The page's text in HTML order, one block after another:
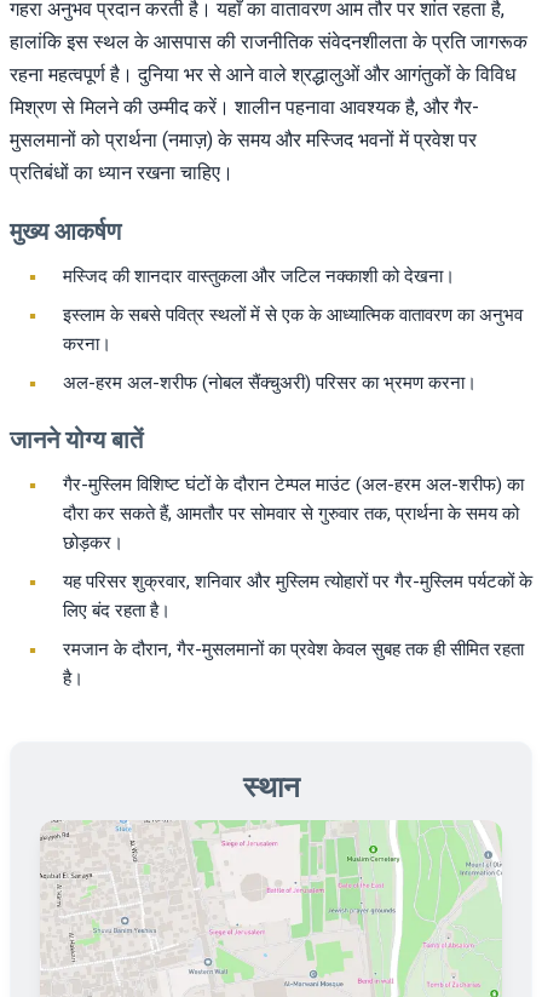
गहरा अनुभव प्रदान करती है। यहाँ का वातावरण आम तौर पर शांत रहता है,
हालांकि इस स्थल के आसपास की राजनीतिक संवेदनशीलता के प्रति जागरूक
रहना महत्वपूर्ण है। दुनिया भर से आने वाले श्रद्धालुओं और आगंतुकों के विविध
मिश्रण से मिलने की उम्मीद करें। शालीन पहनावा आवश्यक है, और गैर-
मुसलमानों को प्रार्थना (नमाज़) के समय और मस्जिद भवनों में प्रवेश पर
प्रतिबंधों का ध्यान रखना चाहिए।
मुख्य आकर्षण
मस्जिद की शानदार वास्तुकला और जटिल नक्काशी को देखना।
इस्लाम के सबसे पवित्र स्थलों में से एक के आध्यात्मिक वातावरण का अनुभव
करना।
अल-हरम अल-शरीफ (नोबल सैंक्चुअरी) परिसर का भ्रमण करना।
जानने योग्य बातें
गैर-मुस्लिम विशिष्ट घंटों के दौरान टेम्पल माउंट (अल-हरम अल-शरीफ) का
दौरा कर सकते हैं, आमतौर पर सोमवार से गुरुवार तक, प्रार्थना के समय को
छोड़कर।
यह परिसर शुक्रवार, शनिवार और मुस्लिम त्योहारों पर गैर-मुस्लिम पर्यटकों के
लिए बंद रहता है।
रमजान के दौरान, गैर-मुसलमानों का प्रवेश केवल सुबह तक ही सीमित रहता
है।
स्थान